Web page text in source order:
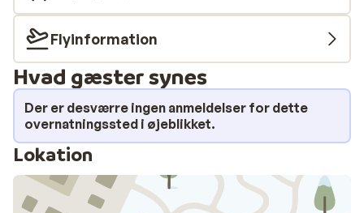
Flyinformation
Hvad gæster synes
Der er desværre ingen anmeldelser for dette
overnatningssted i øjeblikket.
Lokation